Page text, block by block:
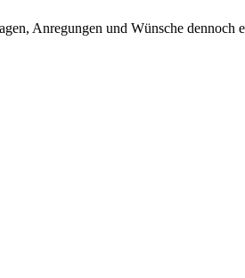
Anregungen und Wünsche dennoch